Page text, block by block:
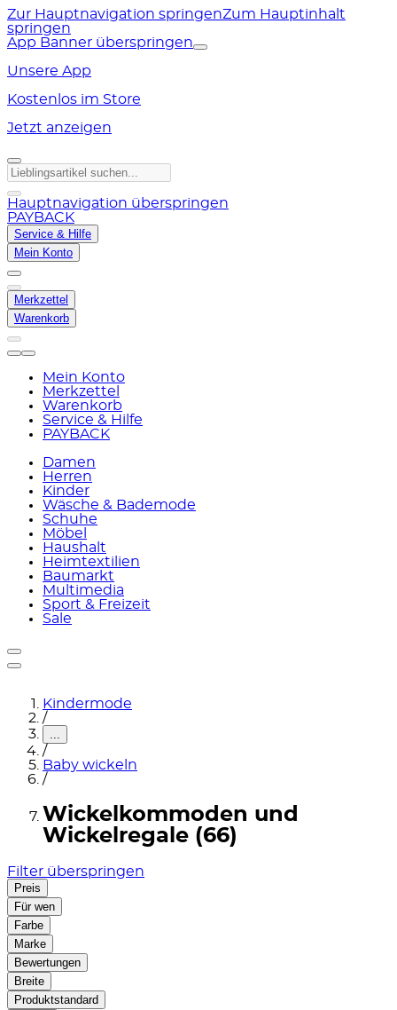
Zur Hauptnavigation springenZum Hauptinhalt
springen
App Banner überspringen
Unsere App
Kostenlos im Store
Jetzt anzeigen
Hauptnavigation überspringen
PAYBACK
Service & Hilfe
Mein Konto
Merkzettel
Warenkorb
Mein Konto
Merkzettel
Warenkorb
Service & Hilfe
PAYBACK
Damen
Herren
Kinder
Wäsche & Bademode
Schuhe
Möbel
Haushalt
Heimtextilien
Baumarkt
Multimedia
Sport & Freizeit
Sale
Kindermode
/
...
/
Baby wickeln
/
Wickelkommoden und
Wickelregale (66)
Filter überspringen
Preis
Für wen
Farbe
Marke
Bewertungen
Breite
Produktstandard